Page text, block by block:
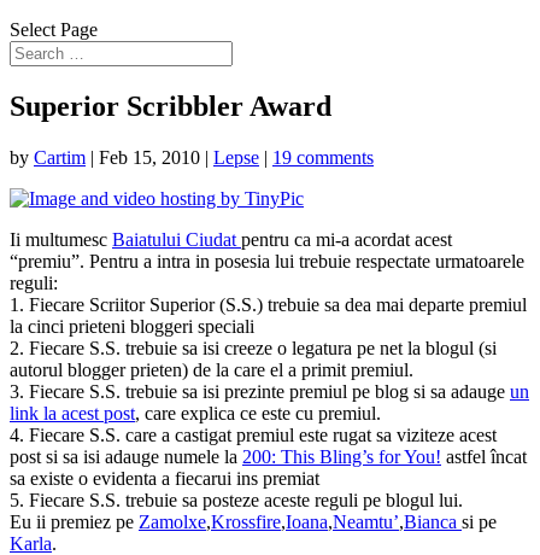
Select Page
Superior Scribbler Award
by Cartim | Feb 15, 2010 | Lepse | 19 comments
Ii multumesc Baiatului Ciudat pentru ca mi-a acordat acest
“premiu”. Pentru a intra in posesia lui trebuie respectate urmatoarele
reguli:
1. Fiecare Scriitor Superior (S.S.) trebuie sa dea mai departe premiul
la cinci prieteni bloggeri speciali
2. Fiecare S.S. trebuie sa isi creeze o legatura pe net la blogul (si
autorul blogger prieten) de la care el a primit premiul.
3. Fiecare S.S. trebuie sa isi prezinte premiul pe blog si sa adauge un
link la acest post, care explica ce este cu premiul.
4. Fiecare S.S. care a castigat premiul este rugat sa viziteze acest
post si sa isi adauge numele la 200: This Bling’s for You! astfel încat
sa existe o evidenta a fiecarui ins premiat
5. Fiecare S.S. trebuie sa posteze aceste reguli pe blogul lui.
Eu ii premiez pe Zamolxe,Krossfire,Ioana,Neamtu’,Bianca si pe
Karla.